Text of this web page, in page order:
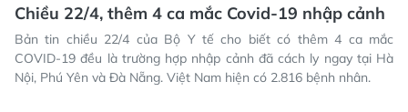
Chiều 22/4, thêm 4 ca mắc Covid-19 nhập cảnh
Bản tin chiều 22/4 của Bộ Y tế cho biết có thêm 4 ca mắc
COVID-19 đều là trường hợp nhập cảnh đã cách ly ngay tại Hà
Nội, Phú Yên và Đà Nẵng. Việt Nam hiện có 2.816 bệnh nhân.